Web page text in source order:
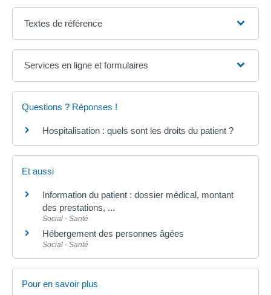
Textes de référence
Services en ligne et formulaires
Questions ? Réponses !
Hospitalisation : quels sont les droits du patient ?
Et aussi
Information du patient : dossier médical, montant
des prestations, ...
Social - Santé
Hébergement des personnes âgées
Social - Santé
Pour en savoir plus